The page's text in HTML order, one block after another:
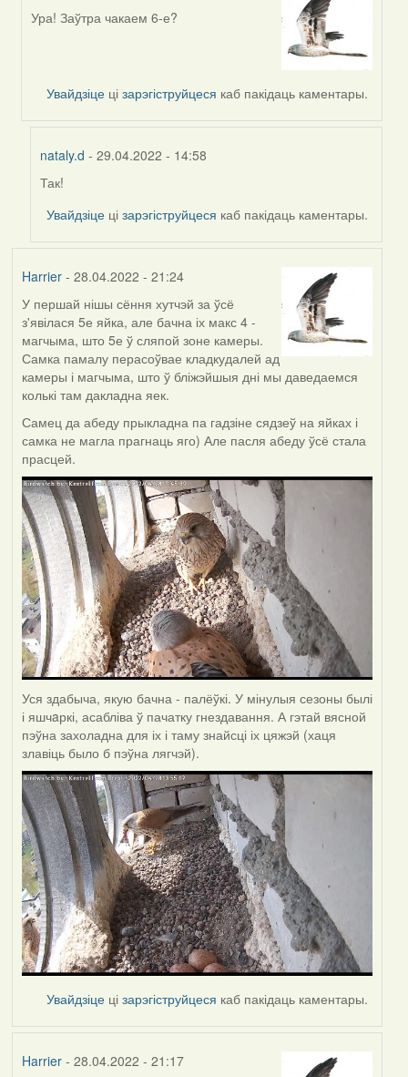
In
nataly.d
Ура! Заўтра чакаем 6-е?
Увайдзіце цізарэгіструйцеся каб пакідаць каментары.
nataly.d - 29.04.2022 - 14:58
In
reply
by
Так!
Увайдзіце цізарэгіструйцеся каб пакідаць каментары.
Harrier- 28.04.2022 - 21:24
У першай нішы сёння хутчэй за ўсё
з'явілася 5е яйка, але бачна іх макс 4 -
магчыма, што 5е ў сляпой зоне камеры.
Самка памалу перасоўвае кладкудалей ад
камеры і магчыма, што ў бліжэйшыя дні мы даведаемся
колькі там дакладна яек.
Самец да абеду прыкладна па гадзіне сядзеў на яйках і
самка не магла прагнаць яго) Але пасля абеду ўсё стала
прасцей.
Уся здабыча, якую бачна - палёўкі. У мінулыя сезоны былі
і яшчaркі, асабліва ў пачатку гнездавання. А гэтай вясной
пэўна захоладна для іх і таму знайсці іх цяжэй (хаця
злавіць было б пэўна лягчэй).
Увайдзіце цізарэгіструйцеся каб пакідаць каментары.
Harrier- 28.04.2022 - 21:17